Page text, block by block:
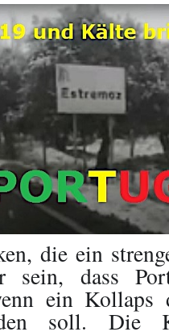
die ein
sein, dass
ein Kollaps
soll. Die